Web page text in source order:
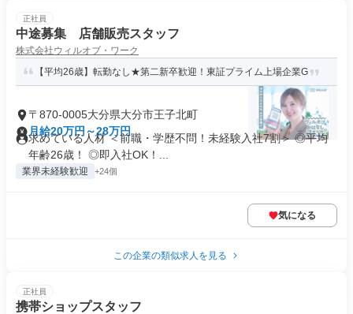
正社員
中途募集 店舗販売スタッフ
株式会社ウィルオブ・ワーク
【平均26歳】転勤なし★第二新卒歓迎！東証プライム上場企業G
〒870-0005大分県大分市王子北町
月給20万円～28万円
求めている人材 ＜前職・学歴不問！未経験入社7割＞ ◎平均
年齢26歳！ ◎即入社OK！...
業界未経験歓迎 +24個
気になる
この企業の類似求人を見る
正社員
携帯ショップスタッフ